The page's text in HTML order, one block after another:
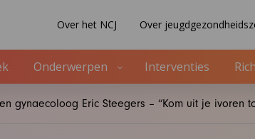
Over het NCJ Over
Onderwerpen Interventies
gynaecoloog Eric Steegers – “Kom uit je ivoren